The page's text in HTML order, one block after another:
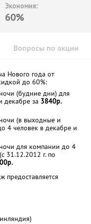
Экономия:
60%
Вопросы по акции
Нового года от
до 60%:
(будние дни) для
декабре за 3840р.
(в выходные и
4 человек в декабре и
для компании до 4
31.12.2012 г. по
предоставляется